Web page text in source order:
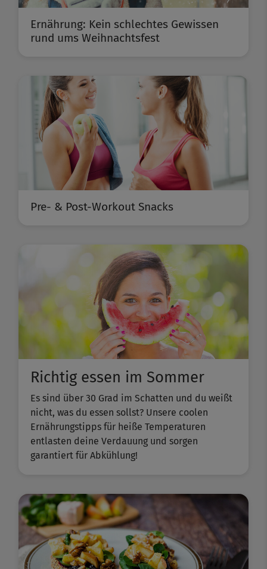
Ernährung: Kein schlechtes Gewissen
rund ums Weihnachtsfest
Pre- & Post-Workout Snacks
Richtig essen im Sommer
Es sind über 30 Grad im Schatten und du weißt
nicht, was du essen sollst? Unsere coolen
Ernährungstipps für heiße Temperaturen
entlasten deine Verdauung und sorgen
garantiert für Abkühlung!